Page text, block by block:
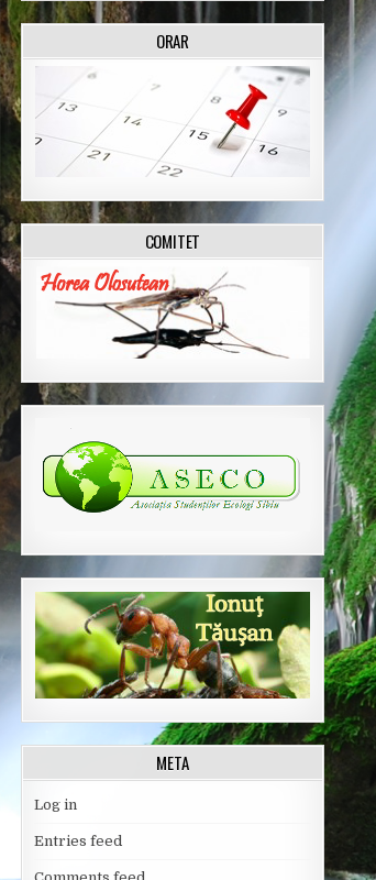
ORAR
COMITET
META
Log in
Entries feed